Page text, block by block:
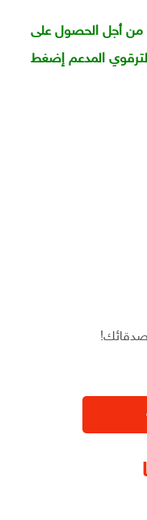
من أجل الحصول على
المدعم إضغط